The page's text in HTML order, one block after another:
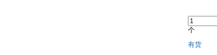
个
有货